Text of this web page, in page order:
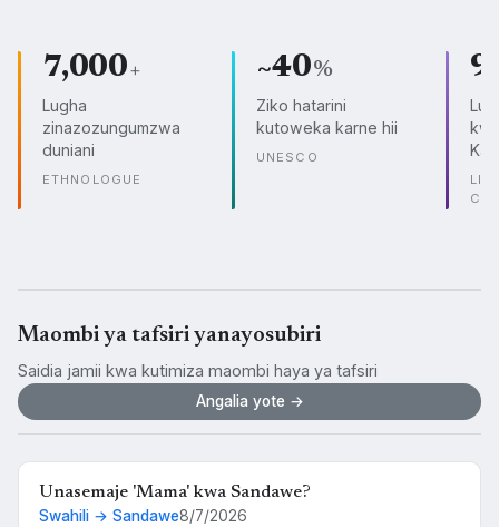
7,000+
Lugha
zinazozungumzwa
duniani
ETHNOLOGUE
~40%
Ziko hatarini
kutoweka karne hii
UNESCO
Maombi ya tafsiri yanayosubiri
Saidia jamii kwa kutimiza maombi haya ya tafsiri
Angalia yote →
Unasemaje 'Mama' kwa Sandawe?
Swahili → Sandawe8/7/2026